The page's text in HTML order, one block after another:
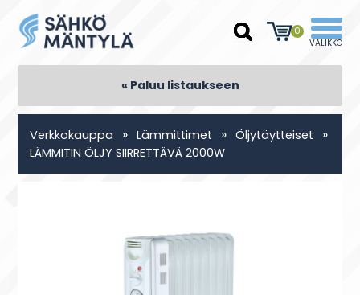
0
« Paluu listaukseen
Verkkokauppa » Lämmittimet » Öljytäytteiset »
LÄMMITIN ÖLJY SIIRRETTÄVÄ 2000W